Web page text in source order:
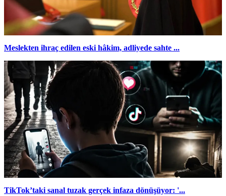
Meslekten ihraç edilen eski hâkim, adliyede sahte ...
TikTok’taki sanal tuzak gerçek infaza dönüşüyor: '...